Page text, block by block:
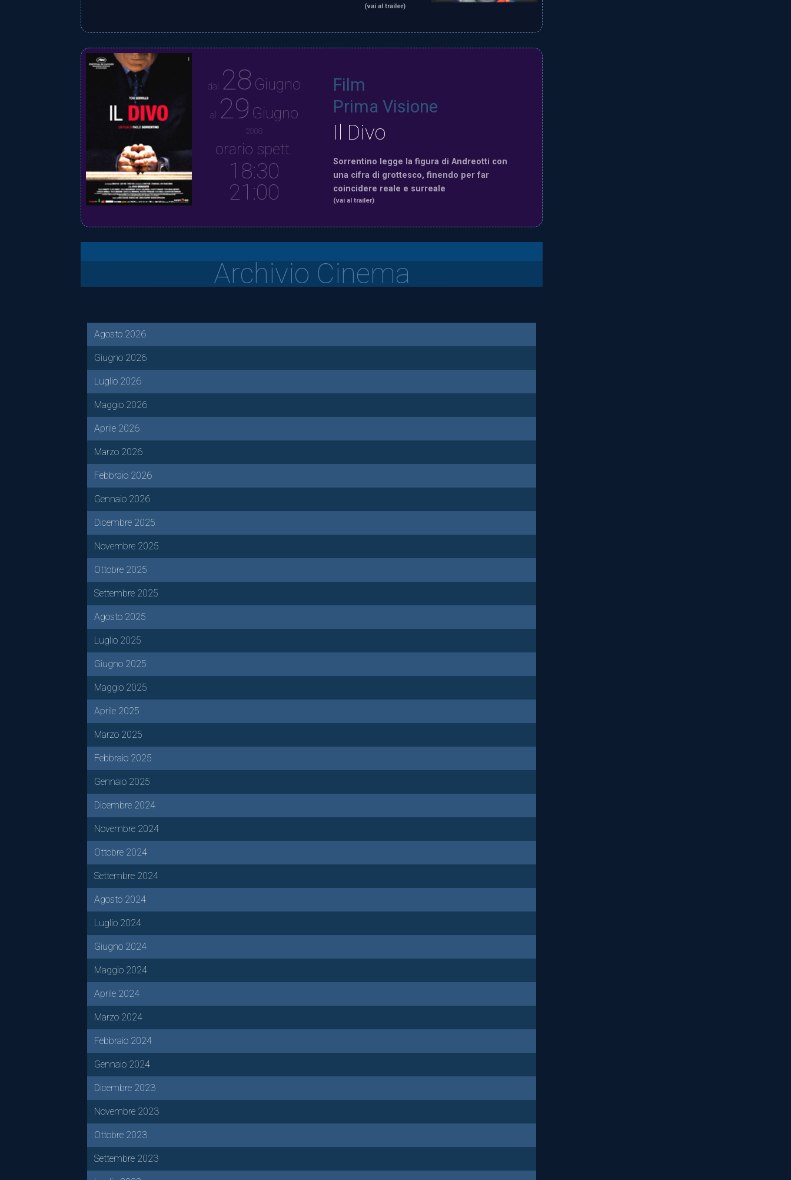
(vai al trailer)
dal 28 Giugno
al 29 Giugno
2008
orario spett.
18:30
21:00
Film
Prima Visione
Il Divo
Sorrentino legge la figura di Andreotti con
una cifra di grottesco, finendo per far
coincidere reale e surreale
(vai al trailer)
Archivio Cinema
Agosto 2026
Giugno 2026
Luglio 2026
Maggio 2026
Aprile 2026
Marzo 2026
Febbraio 2026
Gennaio 2026
Dicembre 2025
Novembre 2025
Ottobre 2025
Settembre 2025
Agosto 2025
Luglio 2025
Giugno 2025
Maggio 2025
Aprile 2025
Marzo 2025
Febbraio 2025
Gennaio 2025
Dicembre 2024
Novembre 2024
Ottobre 2024
Settembre 2024
Agosto 2024
Luglio 2024
Giugno 2024
Maggio 2024
Aprile 2024
Marzo 2024
Febbraio 2024
Gennaio 2024
Dicembre 2023
Novembre 2023
Ottobre 2023
Settembre 2023